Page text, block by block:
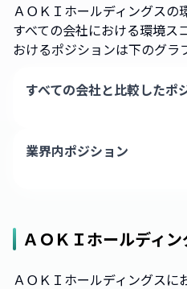
ＡＯＫＩホールディングスの
すべての会社における環境ス
おけるポジションは下のグラ
すべての会社と比較したポ
業界内ポジション
ＡＯＫＩホールディン
ＡＯＫＩホールディングスに